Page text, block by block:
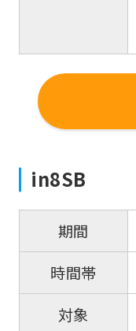
in8SB
期間
時間帯
対象